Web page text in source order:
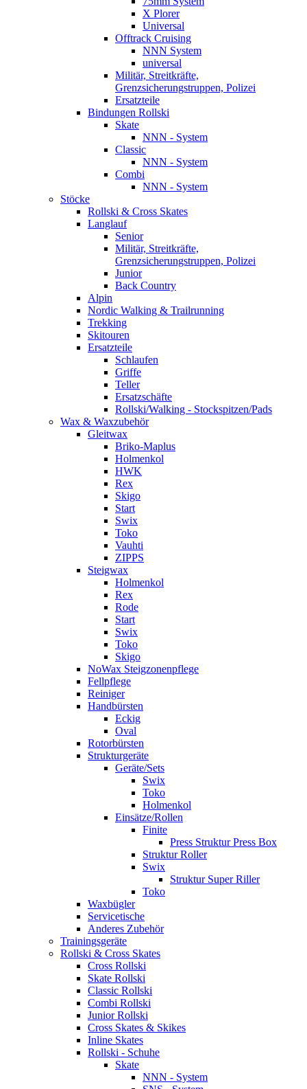
X Plorer
Universal
Offtrack Cruising
NNN System
universal
Militär, Streitkräfte,
Grenzsicherungstruppen, Polizei
Ersatzteile
Bindungen Rollski
Skate
NNN - System
Classic
NNN - System
Combi
NNN - System
Stöcke
Rollski & Cross Skates
Langlauf
Senior
Militär, Streitkräfte,
Grenzsicherungstruppen, Polizei
Junior
Back Country
Alpin
Nordic Walking & Trailrunning
Trekking
Skitouren
Ersatzteile
Schlaufen
Griffe
Teller
Ersatzschäfte
Rollski/Walking - Stockspitzen/Pads
Wax & Waxzubehör
Gleitwax
Briko-Maplus
Holmenkol
HWK
Rex
Skigo
Start
Swix
Toko
Vauhti
ZIPPS
Steigwax
Holmenkol
Rex
Rode
Start
Swix
Toko
Skigo
NoWax Steigzonenpflege
Fellpflege
Reiniger
Handbürsten
Eckig
Oval
Rotorbürsten
Strukturgeräte
Geräte/Sets
Swix
Toko
Holmenkol
Einsätze/Rollen
Finite
Press Struktur Press Box
Struktur Roller
Swix
Struktur Super Riller
Toko
Waxbügler
Servicetische
Anderes Zubehör
Trainingsgeräte
Rollski & Cross Skates
Cross Rollski
Skate Rollski
Classic Rollski
Combi Rollski
Junior Rollski
Cross Skates & Skikes
Inline Skates
Rollski - Schuhe
Skate
NNN - System